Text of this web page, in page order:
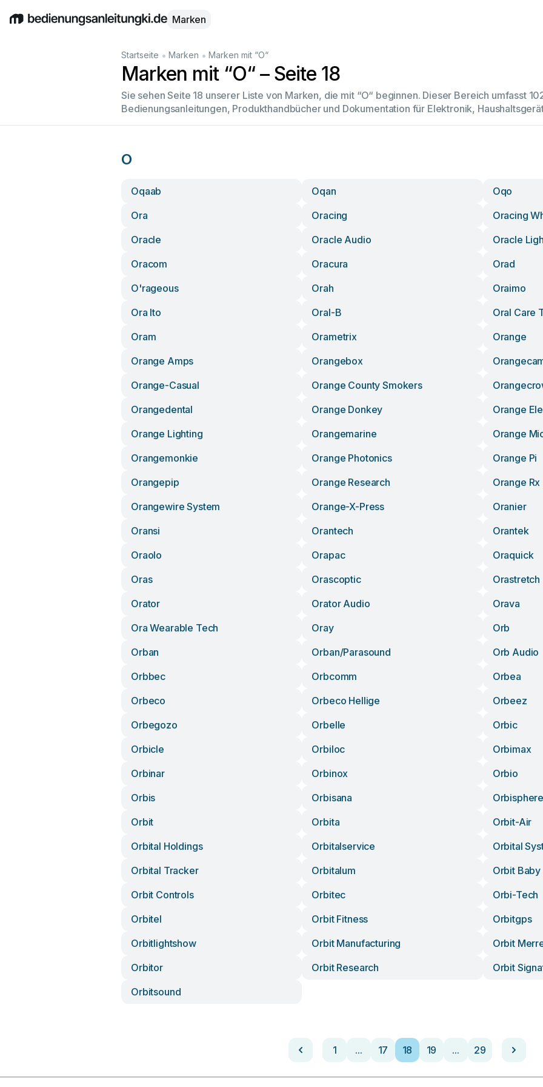
EnglishDeutschEspañolItalianoFrançais
Marken
Startseite • Marken • Marken mit “O“
Marken mit “O“ – Seite 18
Sie sehen Seite 18 unserer Liste von Marken, die mit “O“ beginnen. Dieser Bereich umfasst
Bedienungsanleitungen, Produkthandbücher und Dokumentation für Elektronik,
O
Oqaab Oqan
Oqo
Ora
Oracing
Oracing
Oracle
Oracle Audio
Oracle
Oracom
Oracura
Orad
O'rageous
Orah
Oraimo
Ora Ito
Oral-B
Oral Care
Oram
Orametrix
Orange
Orange Amps
Orangebox
Orange-Casual
Orange County Smokers
Orangedental
Orange Donkey
Orange
Orange Lighting
Orangemarine
Orange
Orangemonkie
Orange Photonics
Orange Pi
Orangepip
Orange Research
Orange Rx
Orangewire System
Orange-X-Press
Oranier
Oransi
Orantech
Orantek
Oraolo
Orapac
Oraquick
Oras
Orascoptic
Orastretch
Orator
Orator Audio
Orava
Ora Wearable Tech
Oray
Orb
Orban
Orban/parasound
Orb Audio
Orbbec
Orbcomm
Orbea
Orbeco
Orbeco Hellige
Orbeez
Orbegozo
Orbelle
Orbic
Orbicle
Orbiloc
Orbimax
Orbinar
Orbinox
Orbio
Orbis
Orbisana
Orbit
Orbita
Orbit-Air
Orbital Holdings
Orbitalservice
Orbital
Orbital Tracker
Orbitalum
Orbit Baby
Orbit Controls
Orbitec
Orbi-Tech
Orbitel
Orbit Fitness
Orbitgps
Orbitlightshow
Orbit Manufacturing
Orbit
Orbitor
Orbit Research
Orbit
Orbitsound
1 ... 17 18 19 ... 29